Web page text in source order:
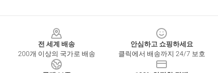
전 세계 배송
200개 이상의 국가로 배송
안심하고 쇼핑하세요
클릭에서 배송까지 24/7 보호